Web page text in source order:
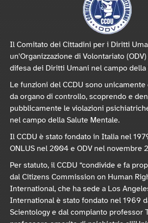
Il Comitato dei Cittadini per i Diritti
un'Organizzazione di Volontariato
difesa dei Diritti Umani nel campo della
Le funzioni del CCDU sono
da organo di controllo, scoprendo e
pubblicamente le violazioni
nel campo della Salute Mentale.
Il CCDU è stato fondato in Italia nel
ONLUS nel 2004 e ODV nel novembre
Per statuto, il CCDU “condivide e fa
dal Citizens Commission on Human
International, che ha sede a Los
International è stato fondato nel 1969
Scientology e dal compianto professor